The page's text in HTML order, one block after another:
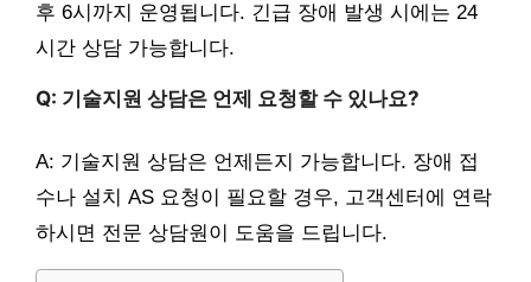
후 6시까지 운영됩니다. 긴급 장애 발생 시에는 24
시간 상담 가능합니다.
Q: 기술지원 상담은 언제 요청할 수 있나요?
A: 기술지원 상담은 언제든지 가능합니다. 장애 접
수나 설치 AS 요청이 필요할 경우, 고객센터에 연락
하시면 전문 상담원이 도움을 드립니다.